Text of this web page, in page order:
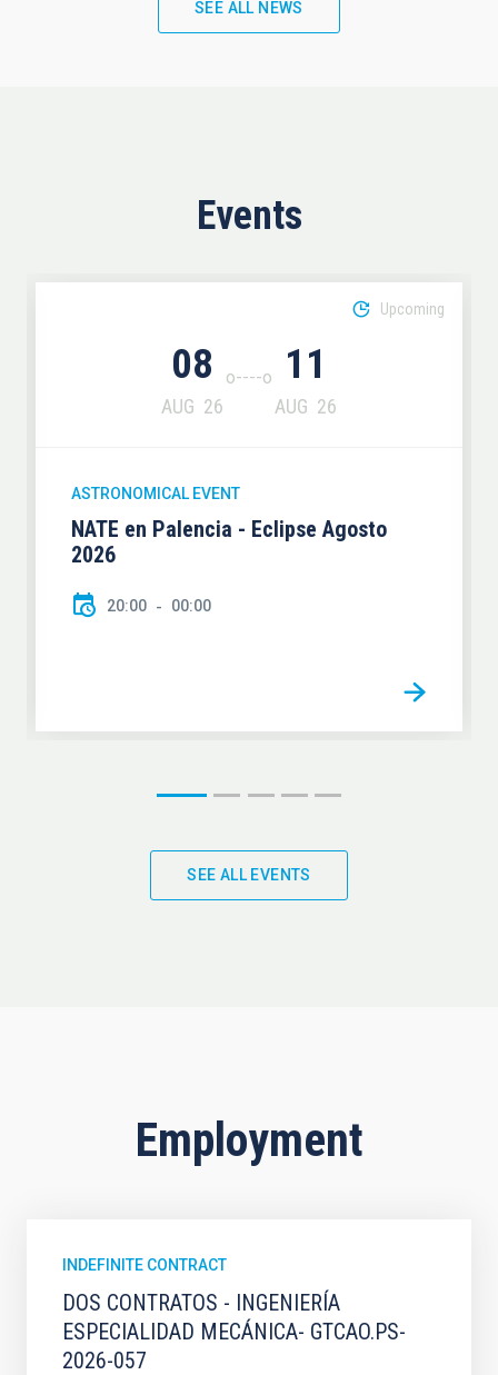
SEE ALL NEWS
Events
08
AUG 26
11
AUG 26
Upcoming
ASTRONOMICAL EVENT
NATE en Palencia - Eclipse Agosto
2026
20:00 00:00
SEE ALL EVENTS
Employment
INDEFINITE CONTRACT
DOS CONTRATOS - INGENIERÍA
ESPECIALIDAD MECÁNICA- GTCAO.PS-
2026-057